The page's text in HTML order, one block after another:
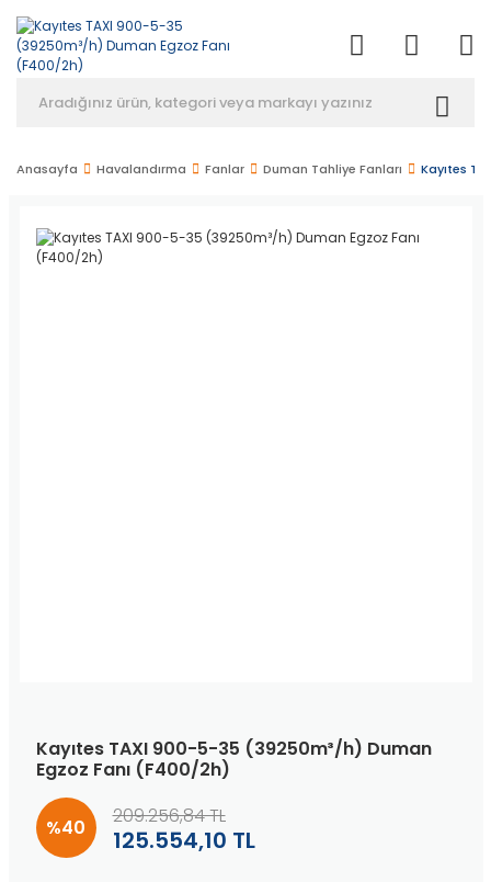
Anasayfa Havalandırma Fanlar Duman Tahliye Fanları Kayıtes
Kayıtes TAXI 900-5-35 (39250m³/h) Duman
Egzoz Fanı (F400/2h)
%40 125.554,10 TL
209.256,84 TL